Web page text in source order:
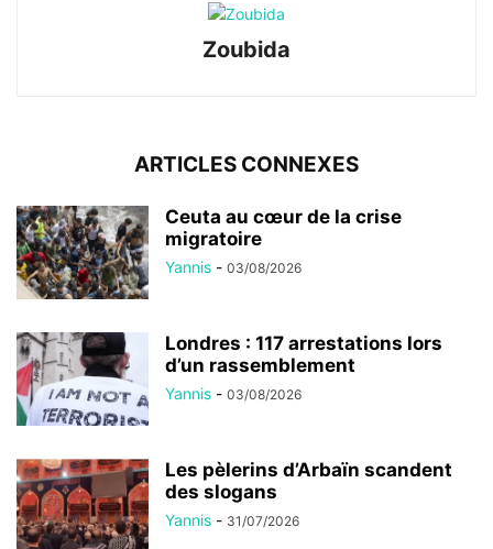
Zoubida
ARTICLES CONNEXES
Ceuta au cœur de la crise
migratoire
Yannis - 03/08/2026
Londres : 117 arrestations lors
d’un rassemblement
Yannis - 03/08/2026
Les pèlerins d’Arbaïn scandent
des slogans
Yannis - 31/07/2026